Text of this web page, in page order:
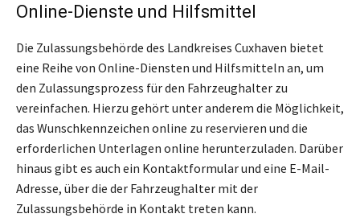
Online-Dienste und Hilfsmittel
Die Zulassungsbehörde des Landkreises Cuxhaven bietet
eine Reihe von Online-Diensten und Hilfsmitteln an, um
den Zulassungsprozess für den Fahrzeughalter zu
vereinfachen. Hierzu gehört unter anderem die Möglichkeit,
das Wunschkennzeichen online zu reservieren und die
erforderlichen Unterlagen online herunterzuladen. Darüber
hinaus gibt es auch ein Kontaktformular und eine E-Mail-
Adresse, über die der Fahrzeughalter mit der
Zulassungsbehörde in Kontakt treten kann.